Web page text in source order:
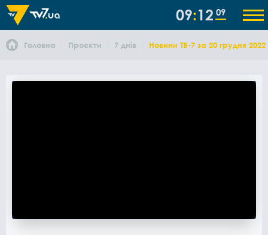
09 12 09
Головна Проєкти 7 днів Новини ТВ-7 за 20 грудня